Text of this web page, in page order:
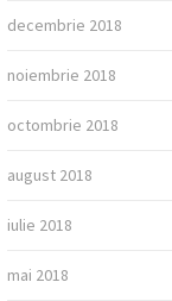
decembrie 2018
noiembrie 2018
octombrie 2018
august 2018
iulie 2018
mai 2018